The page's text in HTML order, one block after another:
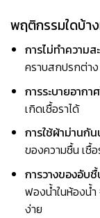
พฤติกรรมใดบ้าง
การไม่ทำความส
คราบสกปรกต่าง
การระบายอากา
เกิดเชื้อราได้
การใช้ผ้าม่านกั
ของความชื้น เชื้
การวางของอับชื้
ฟองน้ำในห้องน้ำ
ง่าย